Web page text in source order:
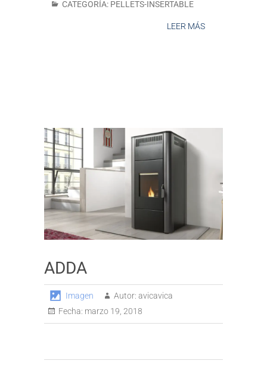
CATEGORÍA: PELLETS-INSERTABLE
LEER MÁS
ADDA
Imagen Autor: avicavica
Fecha: marzo 19, 2018